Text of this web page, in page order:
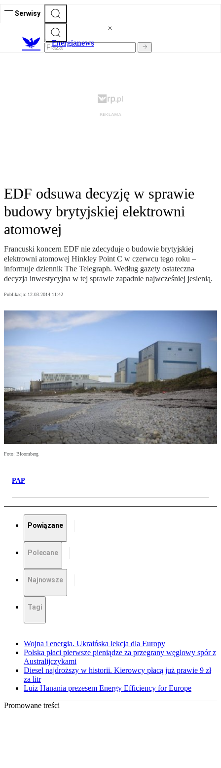
Serwisy
Energianews
EDF odsuwa decyzję w sprawie
budowy brytyjskiej elektrowni
atomowej
Francuski koncern EDF nie zdecyduje o budowie brytyjskiej
elektrowni atomowej Hinkley Point C w czerwcu tego roku –
informuje dziennik The Telegraph. Według gazety ostateczna
decyzja inwestycyjna w tej sprawie zapadnie najwcześniej jesienią.
Publikacja: 12.03.2014 11:42
Foto: Bloomberg
PAP
Powiązane
Polecane
Najnowsze
Tagi
Wojna i energia. Ukraińska lekcja dla Europy
Polska płaci pierwsze pieniądze za przegrany węglowy spór z
Australijczykami
Diesel najdroższy w historii. Kierowcy płacą już prawie 9 zł
za litr
Luiz Hanania prezesem Energy Efficiency for Europe
Promowane treści